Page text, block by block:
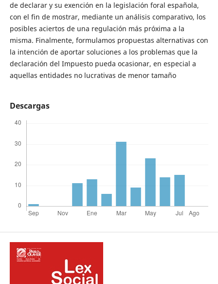
de declarar y su exención en la legislación foral española,
con el fin de mostrar, mediante un análisis comparativo, los
posibles aciertos de una regulación más próxima a la
misma. Finalmente, formulamos propuestas alternativas con
la intención de aportar soluciones a los problemas que la
declaración del Impuesto pueda ocasionar, en especial a
aquellas entidades no lucrativas de menor tamaño
Descargas